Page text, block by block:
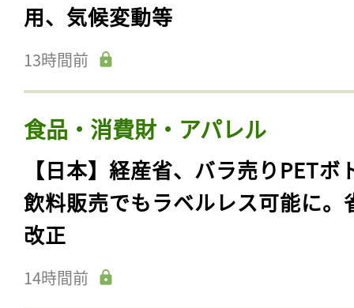
用、気候変動等
13時間前
食品・消費財・アパレル
【日本】経産省、バラ売りPETボ
飲料販売でもラベルレス可能に。
改正
14時間前